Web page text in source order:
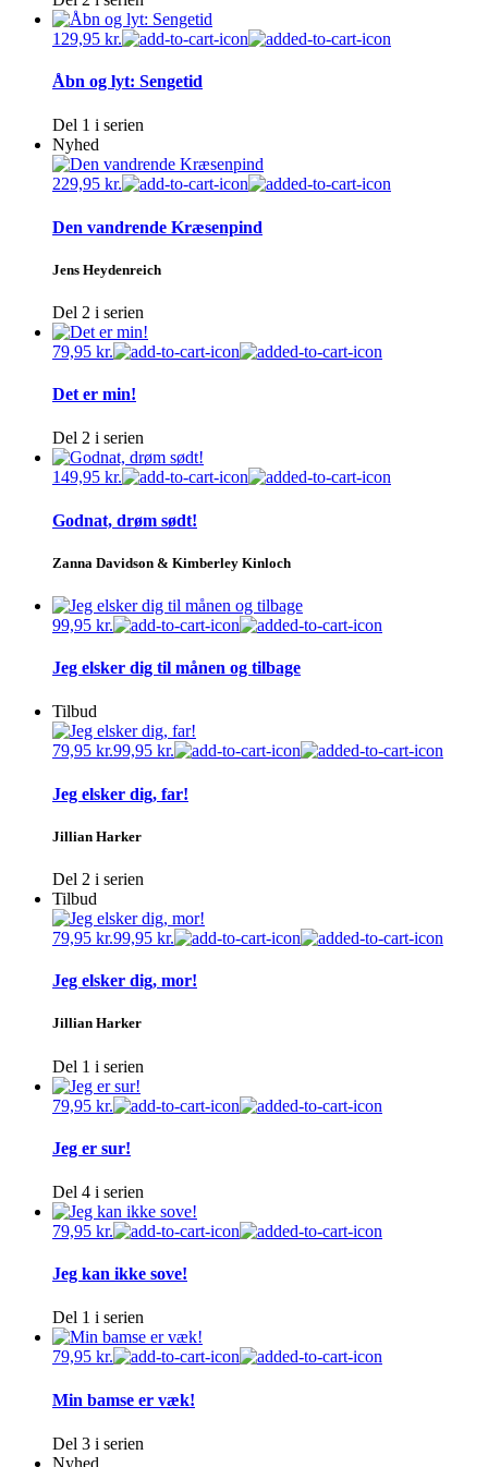
129,95 kr.
Åbn og lyt: Sengetid
Del 1 i serien
Nyhed
229,95 kr.
Den vandrende Kræsenpind
Jens Heydenreich
Del 2 i serien
79,95 kr.
Det er min!
Del 2 i serien
149,95 kr.
Godnat, drøm sødt!
Zanna Davidson & Kimberley Kinloch
99,95 kr.
Jeg elsker dig til månen og tilbage
Tilbud
79,95 kr.99,95 kr.
Jeg elsker dig, far!
Jillian Harker
Del 2 i serien
Tilbud
79,95 kr.99,95 kr.
Jeg elsker dig, mor!
Jillian Harker
Del 1 i serien
79,95 kr.
Jeg er sur!
Del 4 i serien
79,95 kr.
Jeg kan ikke sove!
Del 1 i serien
79,95 kr.
Min bamse er væk!
Del 3 i serien
Nyhed